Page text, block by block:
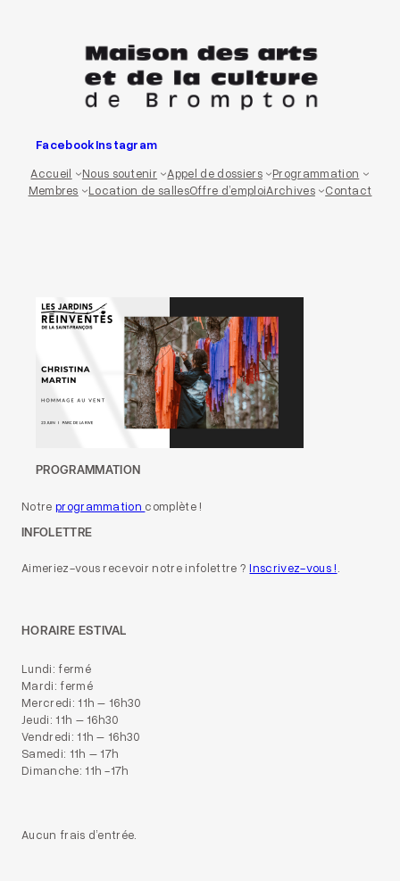
FacebookInstagram
Accueil
Nous soutenir Appel de dossiers
Programmation
Membres
Location de sallesOffre d’emploiArchives Contact
PROGRAMMATION
Notre programmation complète !
INFOLETTRE
Aimeriez-vous recevoir notre infolettre ?Inscrivez-vous !.
HORAIRE ESTIVAL
Lundi: fermé
Mardi: fermé
Mercredi: 11h – 16h30
Jeudi: 11h – 16h30
Vendredi: 11h – 16h30
Samedi: 11h – 17h
Dimanche: 11h -17h
Aucun frais d’entrée.